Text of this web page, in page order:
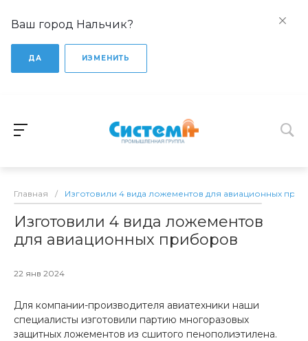
Ваш город Нальчик?
ДА ИЗМЕНИТЬ
Главная / Изготовили 4 вида ложементов для авиационных
Изготовили 4 вида ложементов
для авиационных приборов
22 янв 2024
Для компании-производителя авиатехники наши
специалисты изготовили партию многоразовых
защитных ложементов из сшитого пенополиэтилена.